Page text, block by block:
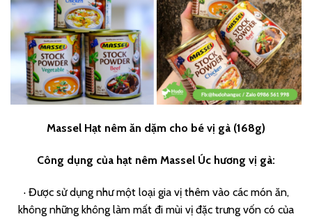
Massel Hạt nêm ăn dặm cho bé vị gà (168g)
Công dụng của hạt nêm Massel Úc hương vị gà:
· Được sử dụng như một loại gia vị thêm vào các món ăn,
không những không làm mất đi mùi vị đặc trưng vốn có của